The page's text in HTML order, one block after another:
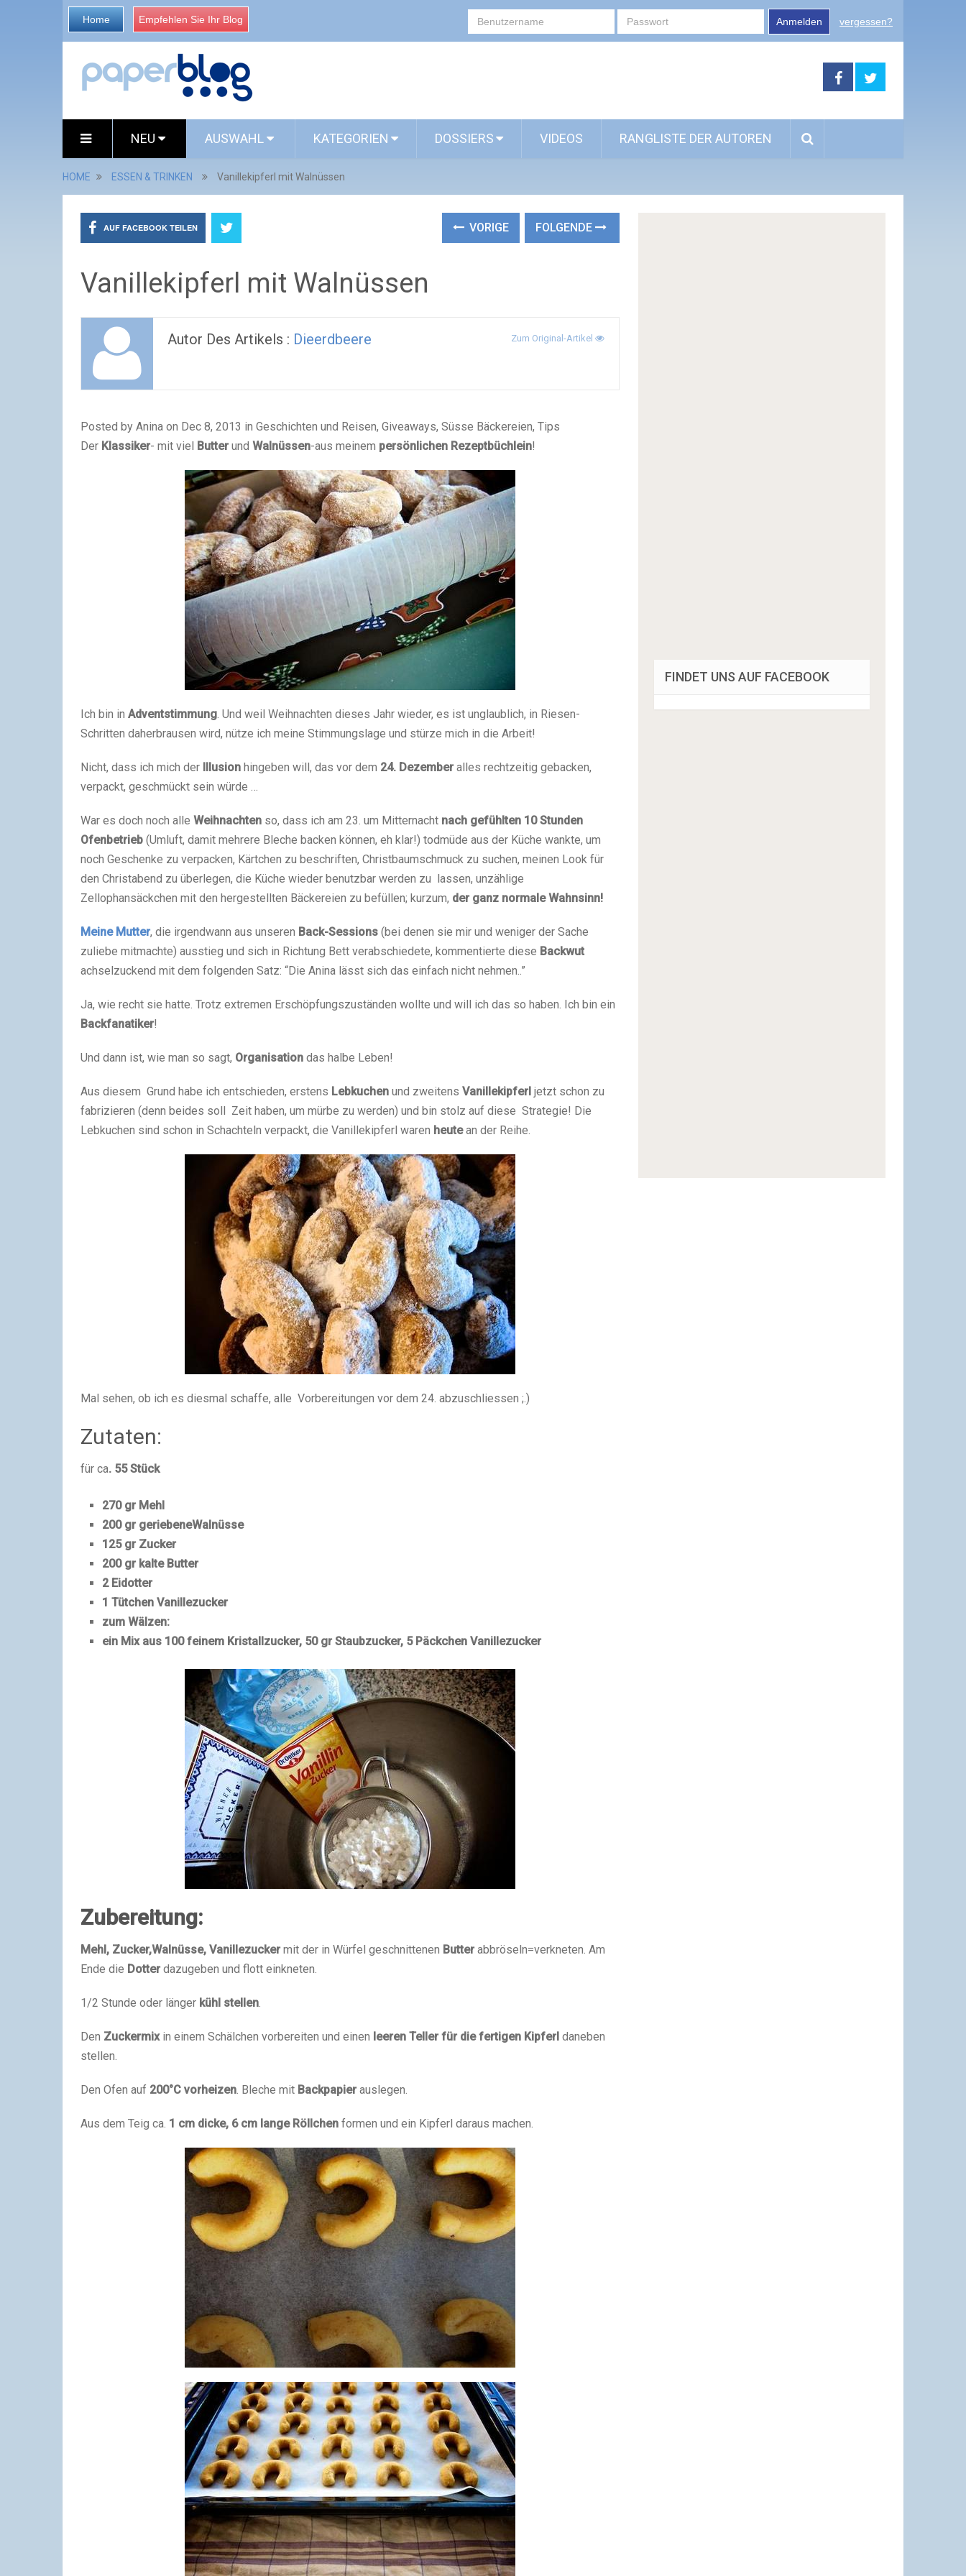
Home Empfehlen Sie Ihr Blog Anmelden vergessen?
NEU AUSWAHL KATEGORIEN DOSSIERS VIDEOS RANGLISTE DER AUTOREN
HOME ESSEN & TRINKEN Vanillekipferl mit Walnüssen
AUF FACEBOOK TEILEN VORIGE FOLGENDE
Vanillekipferl mit Walnüssen
Autor Des Artikels : Dieerdbeere Zum Original-Artikel
Posted by Anina on Dec 8, 2013 in Geschichten und Reisen, Giveaways, Süsse Bäckereien, Tips
Der Klassiker- mit viel Butter und Walnüssen-aus meinem persönlichen Rezeptbüchlein!
Ich bin in Adventstimmung. Und weil Weihnachten dieses Jahr wieder, es ist unglaublich, in Riesen-
Schritten daherbrausen wird, nütze ich meine Stimmungslage und stürze mich in die Arbeit!
Nicht, dass ich mich der Illusion hingeben will, das vor dem 24. Dezember alles rechtzeitig gebacken,
verpackt, geschmückt sein würde …
War es doch noch alle Weihnachten so, dass ich am 23. um Mitternacht nach gefühlten 10 Stunden
Ofenbetrieb (Umluft, damit mehrere Bleche backen können, eh klar!) todmüde aus der Küche wankte, um
noch Geschenke zu verpacken, Kärtchen zu beschriften, Christbaumschmuck zu suchen, meinen Look für
den Christabend zu überlegen, die Küche wieder benutzbar werden zu lassen, unzählige
Zellophansäckchen mit den hergestellten Bäckereien zu befüllen; kurzum, der ganz normale Wahnsinn!
Meine Mutter, die irgendwann aus unseren Back-Sessions (bei denen sie mir und weniger der Sache
zuliebe mitmachte) ausstieg und sich in Richtung Bett verabschiedete, kommentierte diese Backwut
achselzuckend mit dem folgenden Satz: “Die Anina lässt sich das einfach nicht nehmen..”
Ja, wie recht sie hatte. Trotz extremen Erschöpfungszuständen wollte und will ich das so haben. Ich bin ein
Backfanatiker!
Und dann ist, wie man so sagt, Organisation das halbe Leben!
Aus diesem Grund habe ich entschieden, erstens Lebkuchen und zweitens Vanillekipferl jetzt schon zu
fabrizieren (denn beides soll Zeit haben, um mürbe zu werden) und bin stolz auf diese Strategie! Die
Lebkuchen sind schon in Schachteln verpackt, die Vanillekipferl waren heutean der Reihe.
Mal sehen, ob ich es diesmal schaffe, alle Vorbereitungen vor dem 24. abzuschliessen ;.)
Zutaten:
für ca. 55 Stück
270 gr Mehl
200 gr geriebeneWalnüsse
125 gr Zucker
200 gr kalte Butter
2 Eidotter
1 Tütchen Vanillezucker
zum Wälzen:
ein Mix aus 100 feinem Kristallzucker, 50 gr Staubzucker, 5 Päckchen Vanillezucker
Zubereitung:
Mehl, Zucker,Walnüsse, Vanillezucker mit der in Würfel geschnittenen Butter abbröseln=verkneten. Am
Ende die Dotter dazugeben und flott einkneten.
1/2 Stunde oder länger kühl stellen.
Den Zuckermixin einem Schälchen vorbereiten und einen leeren Teller für die fertigen Kipferl daneben
stellen.
Den Ofen auf 200°C vorheizen. Bleche mit Backpapier auslegen.
Aus dem Teig ca. 1 cm dicke, 6 cm lange Röllchen formen und ein Kipferl daraus machen.
FINDET UNS AUF FACEBOOK